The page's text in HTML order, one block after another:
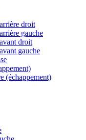
droit
gauche
droit
gauche
(échappement)